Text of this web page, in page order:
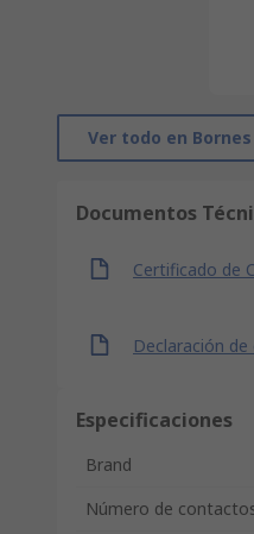
Ver todo en
Documentos
Certificado de
Declaración
Especificaciones
Brand
Número de